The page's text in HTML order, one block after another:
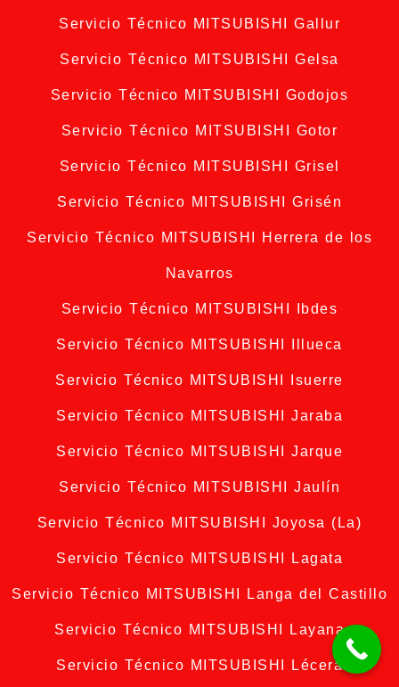
Servicio Técnico MITSUBISHI Gallur
Servicio Técnico MITSUBISHI Gelsa
Servicio Técnico MITSUBISHI Godojos
Servicio Técnico MITSUBISHI Gotor
Servicio Técnico MITSUBISHI Grisel
Servicio Técnico MITSUBISHI Grisén
Servicio Técnico MITSUBISHI Herrera de los
Navarros
Servicio Técnico MITSUBISHI Ibdes
Servicio Técnico MITSUBISHI Illueca
Servicio Técnico MITSUBISHI Isuerre
Servicio Técnico MITSUBISHI Jaraba
Servicio Técnico MITSUBISHI Jarque
Servicio Técnico MITSUBISHI Jaulín
Servicio Técnico MITSUBISHI Joyosa (La)
Servicio Técnico MITSUBISHI Lagata
Servicio Técnico MITSUBISHI Langa del Castillo
Servicio Técnico MITSUBISHI Layana
Servicio Técnico MITSUBISHI Lécera